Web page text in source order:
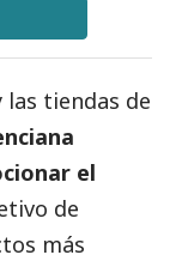
las tiendas de
el
de
más